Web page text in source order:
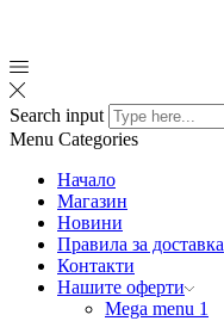
Search input
Menu Categories
Начало
Магазин
Новини
Правила за доставка
Контакти
Нашите оферти
Mega menu 1